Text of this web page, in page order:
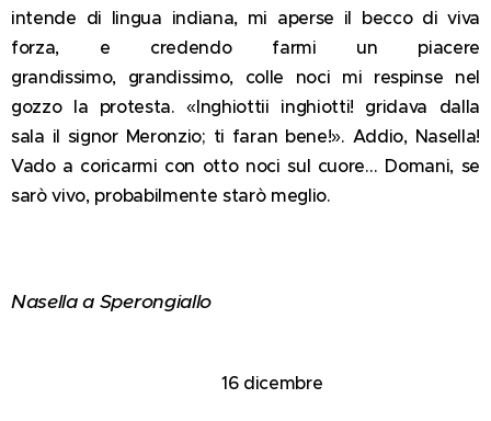
intende di lingua indiana, mi aperse il becco di viva
forza, e credendo farmi un piacere
grandissimo, grandissimo, colle noci mi respinse nel
gozzo la protesta. «Inghiottii inghiotti! gridava dalla
sala il signor Meronzio; ti faran bene!». Addio, Nasella!
Vado a coricarmi con otto noci sul cuore… Domani, se
sarò vivo, probabilmente starò meglio.
Nasella a Sperongiallo
16 dicembre